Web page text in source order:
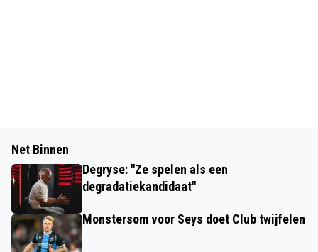
Net Binnen
Degryse: "Ze spelen als een
degradatiekandidaat"
Monstersom voor Seys doet Club twijfelen